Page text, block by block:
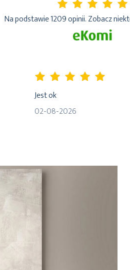
Na podstawie 1209 opinii. Zobacz
Jest ok
02-08-2026